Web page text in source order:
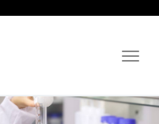
Toggle